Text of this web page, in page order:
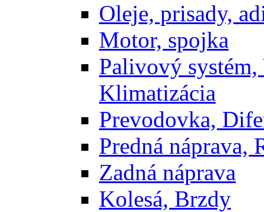
Oleje, prisady,
Motor, spojka
Palivový
Klimatizácia
Prevodovka,
Predná náprava,
Zadná náprava
Kolesá, Brzdy